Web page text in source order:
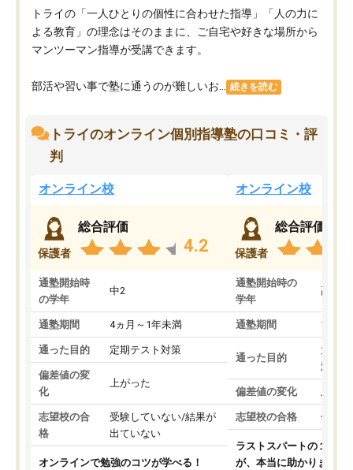
トライの「一人ひとりの個性に合わせた指導」「人の力に
よる教育」の理念はそのままに、ご自宅や好きな場所から
マンツーマン指導が受講できます。
部活や習い事で塾に通うのが難しいお... 続きを読む
トライのオンライン個別指導塾の口コミ・評
判
オンライン校
保護者
総合評価
4.2
通塾開始時
の学年
中2
通塾期間 4ヵ月～1年未満
通った目的 定期テスト対策
偏差値の変
化
上がった
志望校の合
格
受験していない/結果が
出ていない
オンラインで勉強のコツが学べる！
オンライン校
保護者
総合評価
通塾開始時の
学年
高3
通塾期間 1～3
通った目的
大学
対策
偏差値の変化
志望校の合格 合格
ラストスパートの１か月
が、本当に助かりました